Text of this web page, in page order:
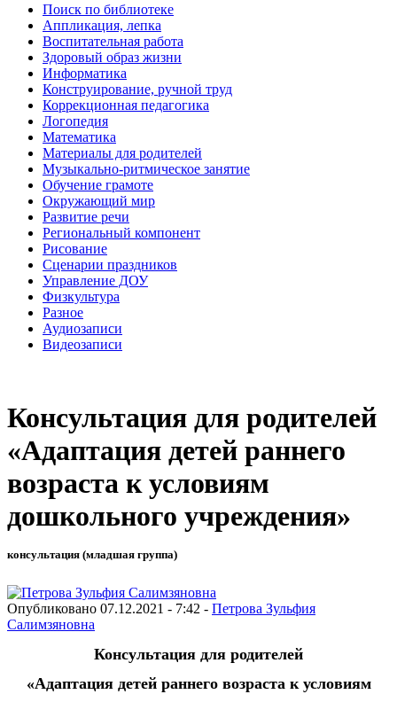
Поиск по библиотеке
Аппликация, лепка
Воспитательная работа
Здоровый образ жизни
Информатика
Конструирование, ручной труд
Коррекционная педагогика
Логопедия
Математика
Материалы для родителей
Музыкально-ритмическое занятие
Обучение грамоте
Окружающий мир
Развитие речи
Региональный компонент
Рисование
Сценарии праздников
Управление ДОУ
Физкультура
Разное
Аудиозаписи
Видеозаписи
Консультация для родителей
«Адаптация детей раннего
возраста к условиям
дошкольного учреждения»
консультация (младшая группа)
Опубликовано 07.12.2021 - 7:42 - Петрова Зульфия
Салимзяновна
Консультация для родителей
«Адаптация детей раннего возраста к условиям